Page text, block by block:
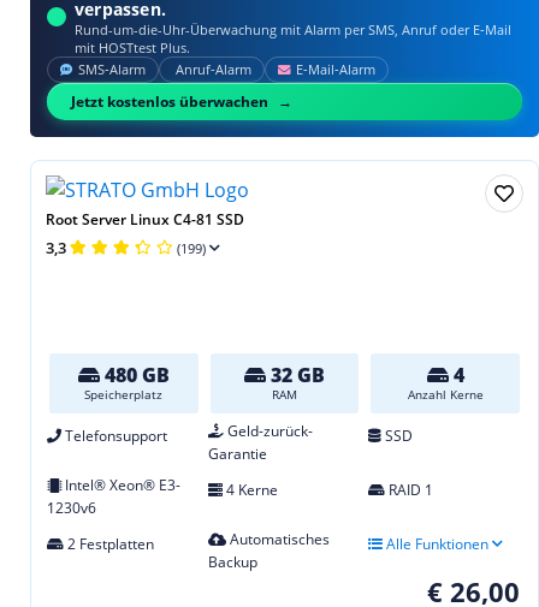
verpassen.
Rund-um-die-Uhr-Überwachung mit Alarm per SMS, Anruf oder E‑Mail
mit HOSTtest Plus.
SMS‑Alarm Anruf‑Alarm E‑Mail‑Alarm
Jetzt kostenlos überwachen
Root Server Linux C4-81 SSD
3,3 (199)
480 GB
Speicherplatz
32 GB
RAM
4
Anzahl Kerne
Telefonsupport
Geld-zurück-
Garantie
SSD
Intel® Xeon® E3-
1230v6
4 Kerne RAID 1
2 Festplatten
Automatisches
Backup
Alle Funktionen
€ 26,00